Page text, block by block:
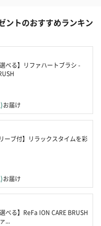
ントのおすすめランキン
選べる】リファハートブラシ -
お届け
ーブ付】リラックスタイムを彩
お届け
べる】ReFa ION CARE BRUSH
...